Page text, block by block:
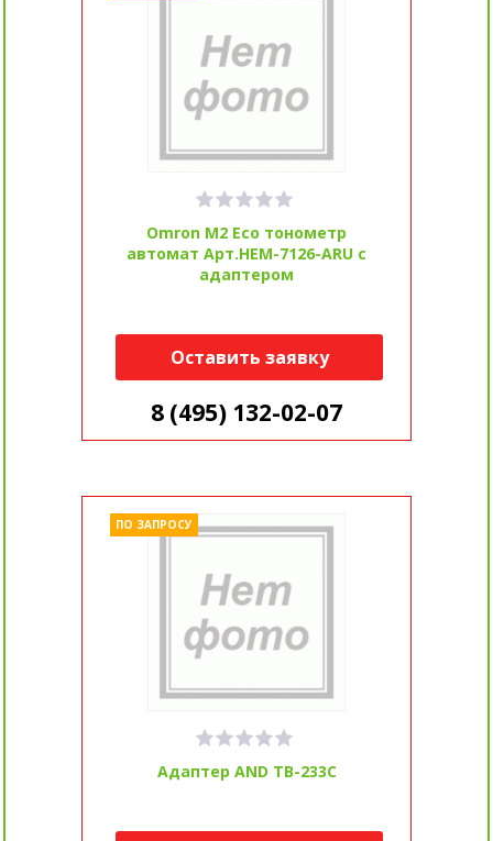
Omron M2 Eco тонометр
автомат Арт.HEM-7126-ARU с
адаптером
Оставить заявку
8 (495) 132-02-07
Адаптер AND TB-233C
ПО ЗАПРОСУ